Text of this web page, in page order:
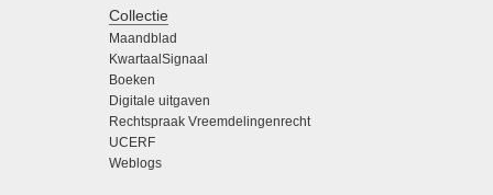
Collectie
Maandblad
KwartaalSignaal
Boeken
Digitale uitgaven
Rechtspraak Vreemdelingenrecht
UCERF
Weblogs